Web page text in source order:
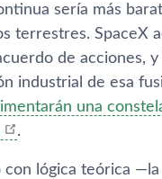
sería más
terrestres. SpaceX
de acciones, y
industrial de esa
una
.
con lógica teórica